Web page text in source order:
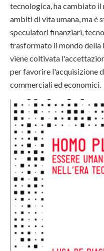
tecnologica, ha cambiato
ambiti di vita umana, ma è
speculatori finanziari,
trasformato il mondo della
viene coltivata
per favorire l'acquisizione
commerciali ed economici.